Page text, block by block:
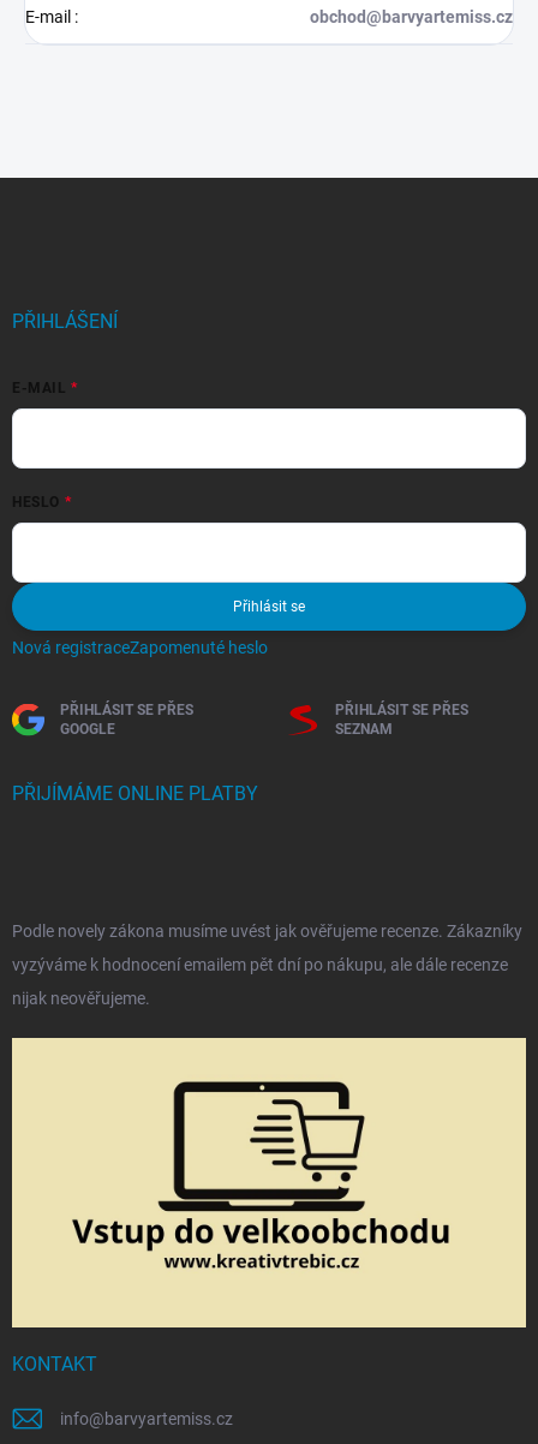
E-mail : obchod@barvyartemiss.cz
PŘIHLÁŠENÍ
E-MAIL
HESLO
Přihlásit se
Nová registraceZapomenuté heslo
PŘIHLÁSIT SE PŘES
GOOGLE
PŘIHLÁSIT SE PŘES
SEZNAM
PŘIJÍMÁME ONLINE PLATBY
Podle novely zákona musíme uvést jak ověřujeme recenze. Zákazníky
vyzýváme k hodnocení emailem pět dní po nákupu, ale dále recenze
nijak neověřujeme.
KONTAKT
info@barvyartemiss.cz